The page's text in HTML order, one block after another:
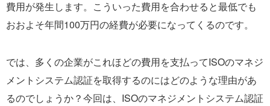
費用が発生します。こういった費用を合わせると最低でも
おおよそ年間100万円の経費が必要になってくるのです。
では、多くの企業がこれほどの費用を支払ってISOのマネジ
メントシステム認証を取得するのにはどのような理由があ
るのでしょうか？今回は、ISOのマネジメントシステム認証